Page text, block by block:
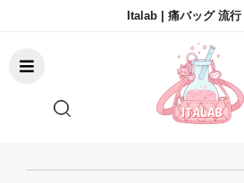
Italab | 痛バッグ 流行